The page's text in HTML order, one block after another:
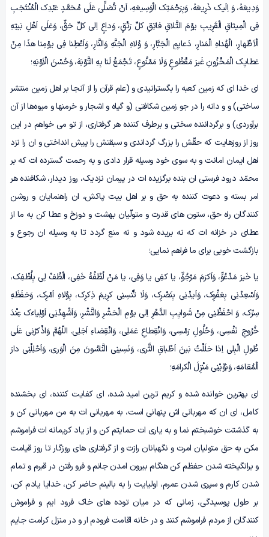
وَدِیعَهً، وَ اِلَیک ذَرِیعَهً، وَبِرَحْمَتِک الْوَسِیعَهِ، اَنْ تُصَلِّی عَلَی مُحَمَّدٍ عَبْدِک الْمُنْتَجَبِ
فِی الْمِیثاقِ الْقَرِیبِ یوْمَ التَّلاقِ فاتِقِ کلِّ رَتْقٍ، وَداعٍ اِلی کلِّ حَقٍّ، وَعَلَی اَهْلِ بَیتِهِ
الْاَطْهارِ، الْهُداهِ الْمَنارِ، دَعایِمِ الْجَبَّارِ، وَ وُلاهِ الْجَنَّهِ وَالنَّارِ، وَاَعْطِنا فِی یوْمِنا هذَا مِنْ
عَطایِک الْمَخْزُونِ غَیرَ مَقْطُوعٍ وَلَا مَمْنُوعٍ، تَجْمَعُ لَنا بِهِ التَّوْبَهَ، وَحُسْنَ الْاَوْبَهِ؛
ای خدا ای که زمین کعبه را بگسترانیدی و (علم قرآن را از آنجا بر اهل زمین منتشر
ساختی) و و دانه را در جو زمین شکافتی (و گیاه و اشجار و خرمنها و میوه‌ها از آن
برآوردی) و برگرداننده سختی و برطرف کننده هر گرفتاری، از تو می خواهم در این
روز از روزهایت که حقّش را بزرگ گرداندی و سبقتش را پیش انداختی و ان را نزد
اهل ایمان امانت و به سوی خود وسیله قرار دادی و به رحمت گسترده ات که بر
محمّد درود فرستی ان بنده برگزیده ات در پیمان نزدیک، روز دیدار، شکافنده هر
امر بسته و دعوت کننده به حق و بر اهل بیت پاکش، ان راهنمایان و روشن
کنندگان راه حق، ستون های قدرت و متولّیان بهشت و دوزخ و عطا کن به ما از
عطای در خزانه ات که نه بریده شود و نه منع گردد تا به وسیله ان رجوع و
بازگشت خوبی برای ما فراهم نمایی؛
یا خَیرَ مَدْعُوٍّ، وَاَکرَمَ مَرْجُوٍّ، یا کفِی یا وَفِی، یا مَنْ لُطْفُهُ خَفِی، الْطُفْ لِی بِلُطْفِک،
وَاَسْعِدْنِی بِعَفْوِک، وَاَیدْنِی بِنَصْرِک، وَلَا تُنْسِنِی کرِیمَ ذِکرِک، بِوُلاهِ اَمْرِک، وَحَفَظَهِ
سِرِّک، وَ احْفَظْنِی مِنْ شَوایِبِ الدَّهْرِ اِلی یوْمِ الْحَشْرِ وَالنَّشْرِ، وَاَشْهِدْنِی اَوْلِیاءَک عِنْدَ
خُرُوجِ نَفْسِی، وَحُلُولِ رَمْسِی، وَانْقِطاعِ عَمَلِی، وَانْقِضاءِ اَجَلِی. اللّهُمَّ وَاذْکرْنِی عَلَی
طُولِ الْبِلی اِذا حَلَلْتُ بَینَ اَطْباقِ الثَّری، وَنَسِینِی النَّاسُونَ مِنَ الْوَری، وَاَحْلِلْنِی دارَ
الْمُقامَهِ، وَبَوِّیْنِی مَنْزِلَ الْکرامَهِ؛
ای بهترین خوانده شده و کریم ترین امید شده، ای کفایت کننده، ای بخشنده
کامل، ای ان که مهربانی اش پنهانی است، به مهربانی ات به من مهربانی کن و
به گذشتت خوشبختم نما و به یاری ات حمایتم کن و از یاد کریمانه ات فراموشم
مکن به حق متولیان امرت و نگهبانان رازت و از گرفتاری های روزگار تا روز قیامت
و برانگیخته شدن حفظم کن هنگام بیرون امدن جانم و فرو رفتن در قبرم و تمام
شدن کارم و سپری شدن عمرم، اولیایت را به بالینم حاضر کن، خدایا یادم کن،
بر طول پوسیدگی، زمانی که در میان توده های خاک فرود ایم و فراموش
کنندگان از مردم فراموشم کنند و در خانه اقامت فرودم ار و در منزل کرامت جایم